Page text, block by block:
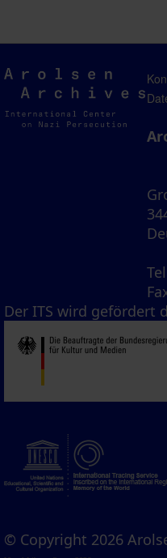
Arolsen
Archives
Tel
Der ITS wird gefördert
© Copyright 2026